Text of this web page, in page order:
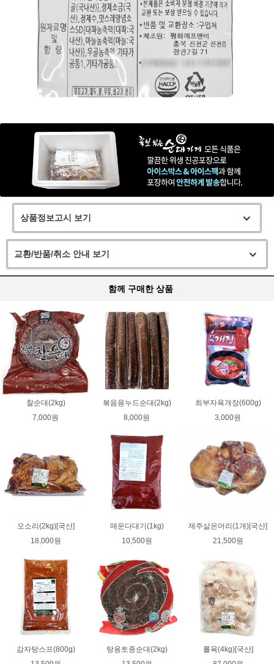
상품정보고시 보기
교환/반품/취소 안내 보기
함께 구매한 상품
찰순대(2kg)
7,000원
볶음용누드순대(2kg)
8,000원
최부자육개장(600g)
3,000원
오소리(2kg)[국산]
18,000원
매운다대기(1kg)
10,500원
제주삶은머리(1개)[국산]
21,500원
감자탕스프(800g)
탕용토종순대(2kg)
롤육(4kg)[국산]